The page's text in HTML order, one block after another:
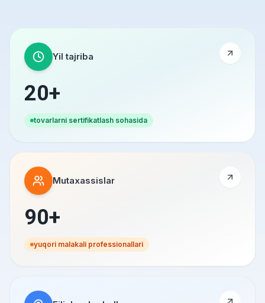
Yil tajriba
20+
tovarlarni sertifikatlash sohasida
Mutaxassislar
90+
yuqori malakali professionallari